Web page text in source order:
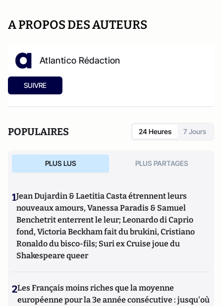
A PROPOS DES AUTEURS
Atlantico Rédaction
SUIVRE
POPULAIRES 24 Heures 7 Jours
PLUS LUS PLUS PARTAGES
1Jean Dujardin & Laetitia Casta étrennent leurs
nouveaux amours, Vanessa Paradis & Samuel
Benchetrit enterrent le leur; Leonardo di Caprio
fond, Victoria Beckham fait du brukini, Cristiano
Ronaldo du bisco-fils; Suri ex Cruise joue du
Shakespeare queer
2Les Français moins riches que la moyenne
européenne pour la 3e année consécutive : jusqu'où